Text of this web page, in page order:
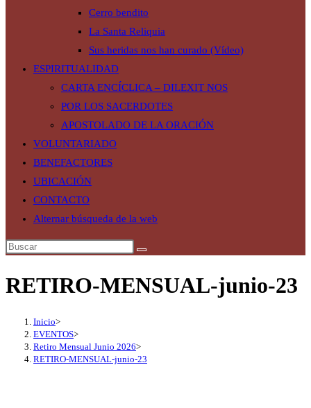
Cerro bendito
La Santa Reliquia
Sus heridas nos han curado (Vídeo)
ESPIRITUALIDAD
CARTA ENCÍCLICA – DILEXIT NOS
POR LOS SACERDOTES
APOSTOLADO DE LA ORACIÓN
VOLUNTARIADO
BENEFACTORES
UBICACIÓN
CONTACTO
Alternar búsqueda de la web
RETIRO-MENSUAL-junio-23
Inicio>
EVENTOS>
Retiro Mensual Junio 2026>
RETIRO-MENSUAL-junio-23